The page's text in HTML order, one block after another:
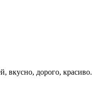
вкусно, дорого, красиво.